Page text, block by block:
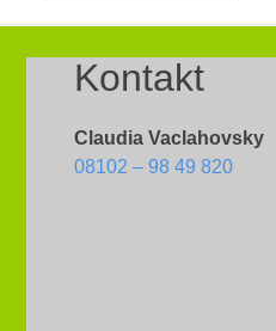
Kontakt
Claudia Vaclahovsky
08102 – 98 49 820